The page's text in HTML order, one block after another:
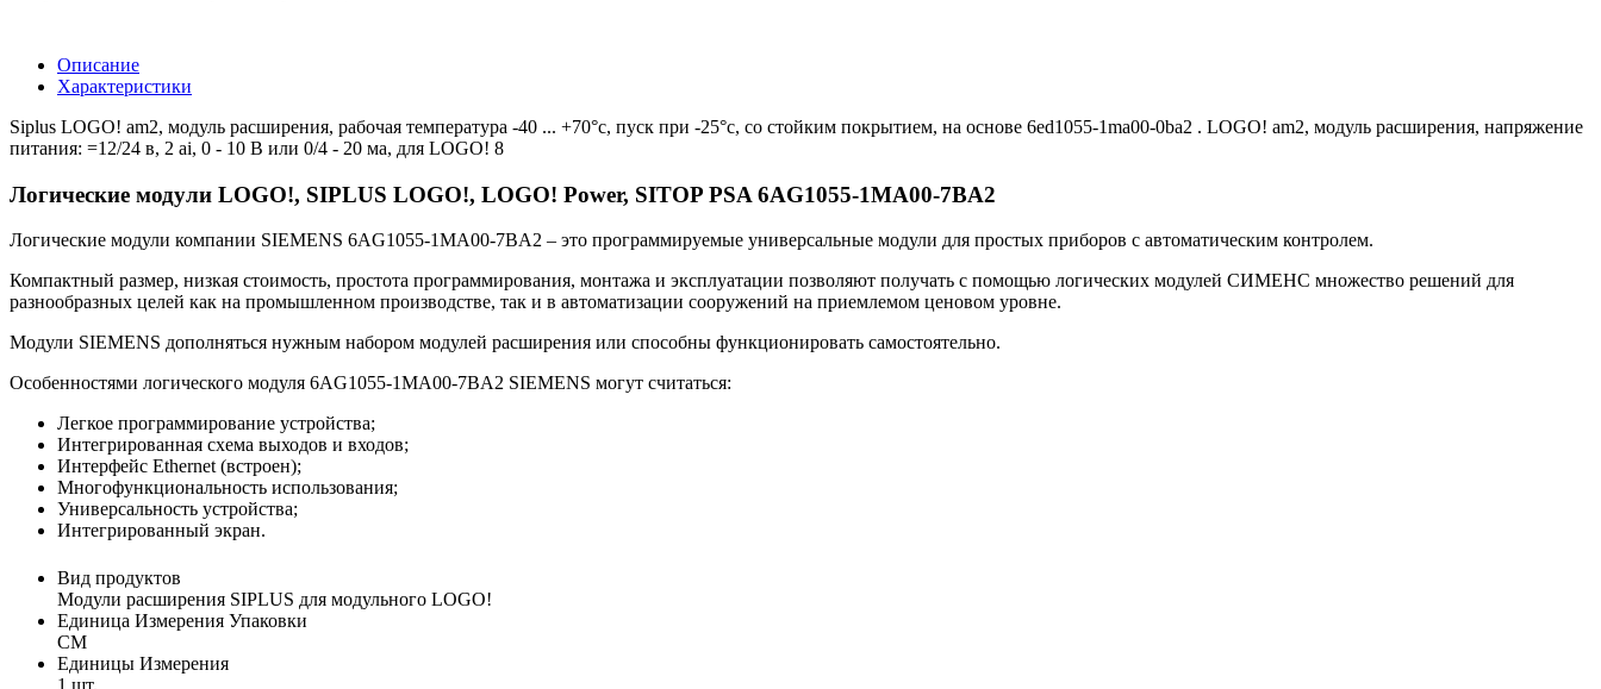
Описание
Характеристики
Siplus LOGO! am2, модуль расширения, рабочая температура -40 ... +70°c, пуск при -25°c, со стойким покрытием, на основе 6ed1055-1ma00-0ba2 . LOGO! am2, модуль расширения, напряжение
питания: =12/24 в, 2 ai, 0 - 10 В или 0/4 - 20 ма, для LOGO! 8
Логические модули LOGO!, SIPLUS LOGO!, LOGO! Power, SITOP PSA 6AG1055-1MA00-7BA2
Логические модули компании SIEMENS 6AG1055-1MA00-7BA2 – это программируемые универсальные модули для простых приборов с автоматическим контролем.
Компактный размер, низкая стоимость, простота программирования, монтажа и эксплуатации позволяют получать с помощью логических модулей СИМЕНС множество решений для
разнообразных целей как на промышленном производстве, так и в автоматизации сооружений на приемлемом ценовом уровне.
Модули SIEMENS дополняться нужным набором модулей расширения или способны функционировать самостоятельно.
Особенностями логического модуля 6AG1055-1MA00-7BA2 SIEMENS могут считаться:
Легкое программирование устройства;
Интегрированная схема выходов и входов;
Интерфейс Ethernet (встроен);
Многофункциональность использования;
Универсальность устройства;
Интегрированный экран.
Вид продуктов
Модули расширения SIPLUS для модульного LOGO!
Единица Измерения Упаковки
CM
Единицы Измерения
1 шт.